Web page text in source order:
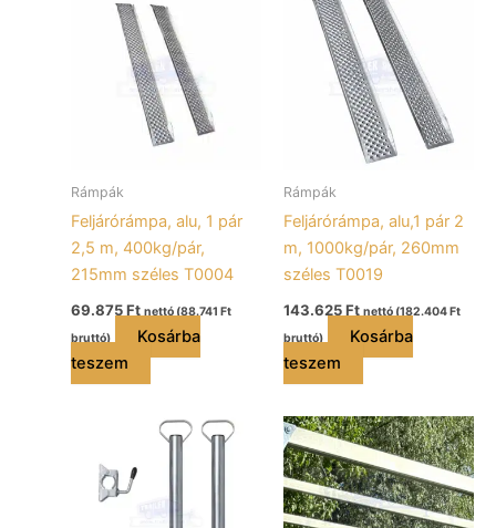
Rámpák
Feljárórámpa, alu, 1 pár
2,5 m, 400kg/pár,
215mm széles T0004
69.875Ft nettó (88.741 Ft
bruttó)
Kosárba
teszem
Rámpák
Feljárórámpa, alu,1 pár 2
m, 1000kg/pár, 260mm
széles T0019
143.625Ft nettó (182.404Ft
bruttó)
Kosárba
teszem